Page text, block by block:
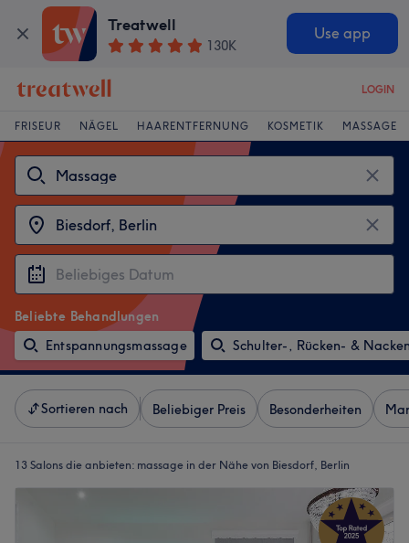
Treatwell
130K
Use app
LOGIN
FRISEUR NÄGEL HAARENTFERNUNG KOSMETIK MASSAGE
Beliebte Behandlungen
Entspannungsmassage
Schulter-, Rücken- &
Sortieren nach Beliebiger Preis Besonderheiten
13 Salons die anbieten: massage in der Nähe von Biesdorf, Berlin